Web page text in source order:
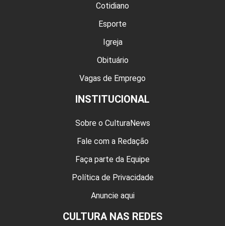
Cotidiano
Esporte
Igreja
Obituário
Vagas de Emprego
INSTITUCIONAL
Sobre o CulturaNews
Fale com a Redação
Faça parte da Equipe
Política de Privacidade
Anuncie aqui
CULTURA NAS REDES